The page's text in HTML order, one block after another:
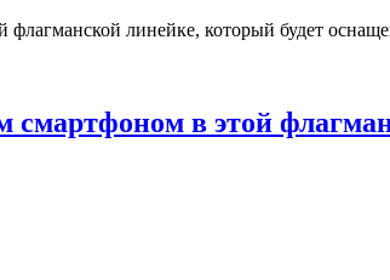
в этой